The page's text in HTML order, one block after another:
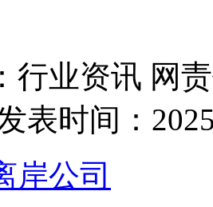
行业资讯 网
表时间：
岸公司